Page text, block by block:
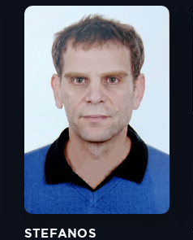
STEFANOS